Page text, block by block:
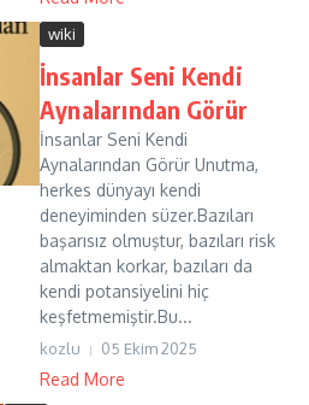
wiki
İnsanlar Seni Kendi
Aynalarından Görür
İnsanlar Seni Kendi
Aynalarından Görür Unutma,
herkes dünyayı kendi
deneyiminden süzer.Bazıları
başarısız olmuştur, bazıları risk
almaktan korkar, bazıları da
kendi potansiyelini hiç
keşfetmemiştir.Bu...
kozlu 05 Ekim 2025
Read More